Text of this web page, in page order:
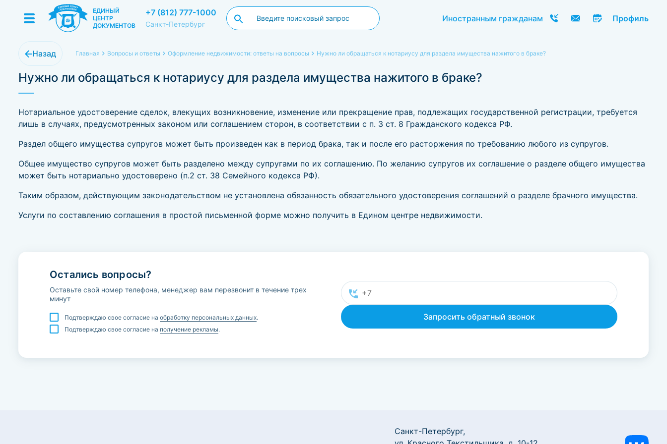
ЕДИНЫЙ
ЦЕНТР
ДОКУМЕНТОВ
+7 (812) 777-1000
Санкт-Петербург
Иностранным гражданам Профиль
Назад Главная Вопросы и ответы Оформление недвижимости: ответы на вопросы Нужно ли обращаться к нотариусу для раздела имущества нажитого в браке?
Нужно ли обращаться к нотариусу для раздела имущества нажитого в браке?
Нотариальное удостоверение сделок, влекущих возникновение, изменение или прекращение прав, подлежащих государственной регистрации, требуется
лишь в случаях, предусмотренных законом или соглашением сторон, в соответствии с п. 3 ст. 8 Гражданского кодекса РФ.
Раздел общего имущества супругов может быть произведен как в период брака, так и после его расторжения по требованию любого из супругов.
Общее имущество супругов может быть разделено между супругами по их соглашению. По желанию супругов их соглашение о разделе общего имущества
может быть нотариально удостоверено (п.2 ст. 38 Семейного кодекса РФ).
Таким образом, действующим законодательством не установлена обязанность обязательного удостоверения соглашений о разделе брачного имущества.
Услуги по составлению соглашения в простой письменной форме можно получить в Едином центре недвижимости.
Остались вопросы?
Оставьте свой номер телефона, менеджер вам перезвонит в течение трех
минут
Подтверждаю свое согласие на обработку персональных данных.
Подтверждаю свое согласие на получение рекламы.
Санкт-Петербург,